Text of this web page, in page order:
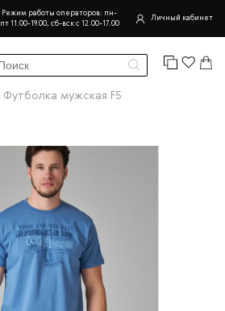
Режим работы операторов: пн-
пт 11.00-19.00, сб-вск с 12.00-17.00
Личный кабинет
Футболка мужская F5